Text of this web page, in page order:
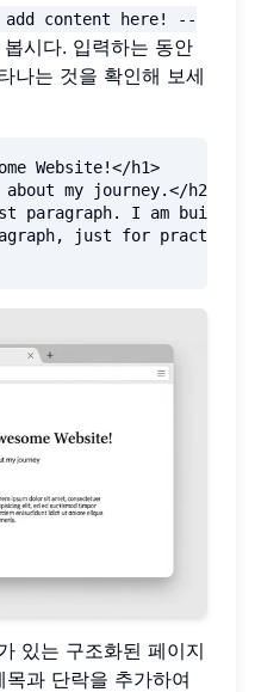
content here! --
시다. 입력하는 동안
나는 것을 확인해 보세
Website!</h1>
my journey.</h2>
paragraph. I am
just for
있는 구조화된 페이지
과 단락을 추가하여